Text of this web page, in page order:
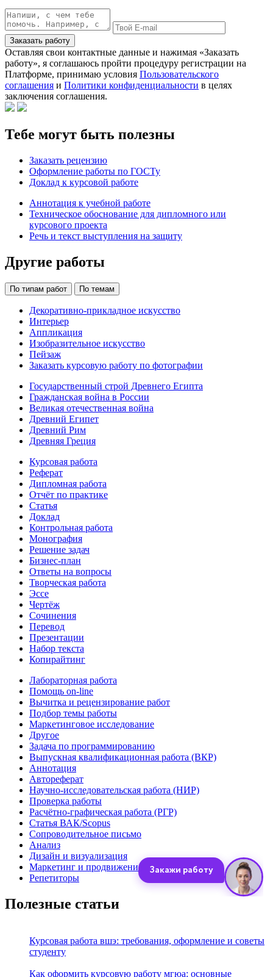
Заказать работу
Оставляя свои контактные данные и нажимая «Заказать
работу», я соглашаюсь пройти процедуру регистрации на
Платформе, принимаю условия Пользовательского
соглашения и Политики конфиденциальности в целях
заключения соглашения.
Тебе могут быть полезны
Заказать рецензию
Оформление работы по ГОСТу
Доклад к курсовой работе
Аннотация к учебной работе
Техническое обоснование для дипломного или
курсового проекта
Речь и текст выступления на защиту
Другие работы
По типам работ По темам
Декоративно-прикладное искусство
Интерьер
Аппликация
Изобразительное искусство
Пейзаж
Заказать курсовую работу по фотографии
Государственный строй Древнего Египта
Гражданская война в России
Великая отечественная война
Древний Египет
Древний Рим
Древняя Греция
Курсовая работа
Реферат
Дипломная работа
Отчёт по практике
Статья
Доклад
Контрольная работа
Монография
Решение задач
Бизнес-план
Ответы на вопросы
Творческая работа
Эссе
Чертёж
Сочинения
Перевод
Презентации
Набор текста
Копирайтинг
Лабораторная работа
Помощь on-line
Вычитка и рецензирование работ
Подбор темы работы
Маркетинговое исследование
Другое
Задача по программированию
Выпускная квалификационная работа (ВКР)
Аннотация
Автореферат
Научно-исследовательская работа (НИР)
Проверка работы
Расчётно-графическая работа (РГР)
Статья ВАК/Scopus
Сопроводительное письмо
Анализ
Дизайн и визуализация
Маркетинг и продвижение
Репетиторы
Полезные статьи
Курсовая работа вшэ: требования, оформление и советы
студенту
Как оформить курсовую работу мгюа: основные